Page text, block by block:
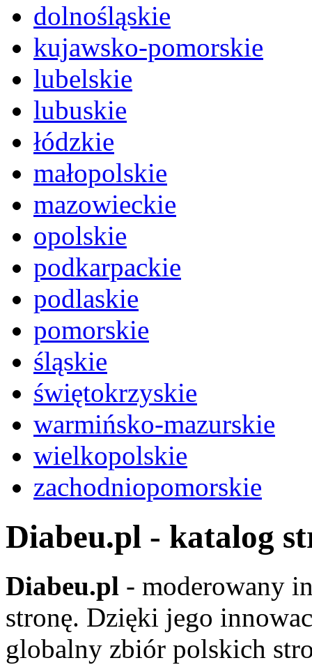
dolnośląskie
kujawsko-pomorskie
lubelskie
lubuskie
łódzkie
małopolskie
mazowieckie
opolskie
podkarpackie
podlaskie
pomorskie
śląskie
świętokrzyskie
warmińsko-mazurskie
wielkopolskie
zachodniopomorskie
Diabeu.pl - katalog
Diabeu.pl - moderowany
stronę. Dzięki jego
globalny zbiór polskich